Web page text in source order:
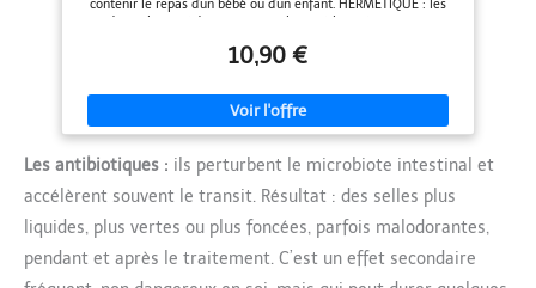
contenir le repas d'un bébé ou d'un enfant. HERMETIQUE : les
BadaBowls possèdent un couvercle vissé hermétique. Aucun
ces boîtes de conservation passent au lave-vaisselle, au micro-
congélateur COUVERCLE REINSCRIPTIBLE : le couvercle dispose
d'une surface réinscriptible pour ne pas mélanger le potiron et la
mangue. Vous notez le repas conservé ou la date de préparation
conservations pour bébé sont fabriqués en France et garantis
10,90 €
Les antibiotiques : ils perturbent le microbiote intestinal et
accélèrent souvent le transit. Résultat : des selles plus
liquides, plus vertes ou plus foncées, parfois malodorantes,
pendant et après le traitement. C’est un effet secondaire